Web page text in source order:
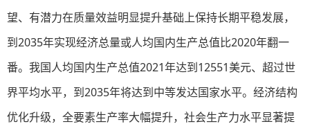
望、有潜力在质量效益明显提升基础上保持长期平稳发展，
到2035年实现经济总量或人均国内生产总值比2020年翻一
番。我国人均国内生产总值2021年达到12551美元、超过世
界平均水平，到2035年将达到中等发达国家水平。经济结构
优化升级，全要素生产率大幅提升，社会生产力水平显著提